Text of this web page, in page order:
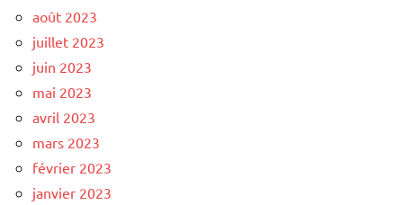
août 2023
juillet 2023
juin 2023
mai 2023
avril 2023
mars 2023
février 2023
janvier 2023